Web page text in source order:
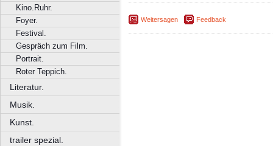
Kino.Ruhr.
Foyer.
Festival.
Gespräch zum Film.
Portrait.
Roter Teppich.
Literatur.
Musik.
Kunst.
trailer spezial.
Weitersagen Feedback